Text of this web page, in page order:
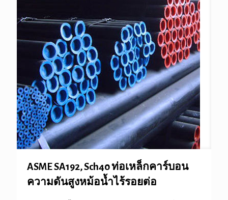
ASME SA192, Sch40 ท่อเหล็กคาร์บอน
ความดันสูงหม้อน้ำไร้รอยต่อ